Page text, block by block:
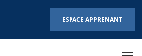
ESPACE APPRENANT